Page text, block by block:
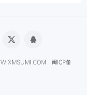
闽ICP备